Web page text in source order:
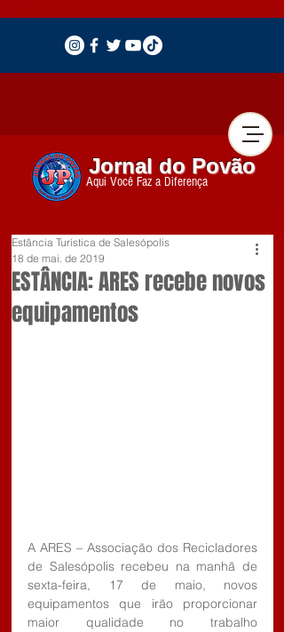
Jornal do Povão
Aqui Você Faz a Diferença
ESTÂNCIA: ARES recebe novos
equipamentos
Estância Turística de Salesópolis
18 de mai. de 2019
A ARES – Associação dos Recicladores
de Salesópolis recebeu na manhã de
sexta-feira, 17 de maio, novos
equipamentos que irão proporcionar
maior qualidade no trabalho